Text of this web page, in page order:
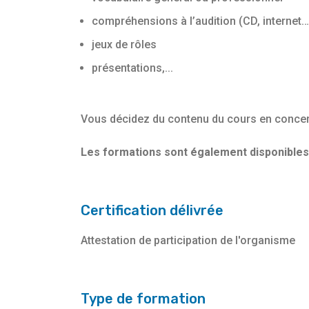
compréhensions à l’audition (CD,
jeux de rôles
présentations,...
Vous décidez du contenu du cours en
Les formations sont également
Certification délivrée
Attestation de participation de l'organisme
Type de formation